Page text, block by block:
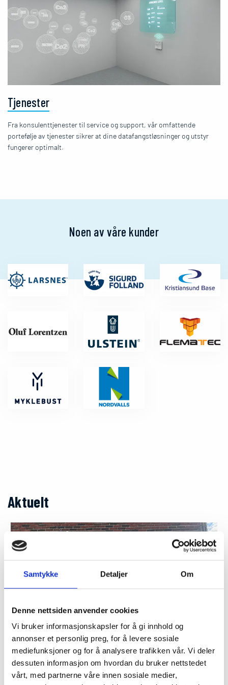
Samtykke Detaljer Om
Denne nettsiden anvender cookies
Vi bruker informasjonskapsler for å gi innhold og
annonser et personlig preg, for å levere sosiale
mediefunksjoner og for å analysere trafikken vår. Vi deler
dessuten informasjon om hvordan du bruker nettstedet
vårt, med partnerne våre innen sosiale medier,
Tjenester
Fra konsulenttjenester til service og support, vår omfattende
portefølje av tjenester sikrer at dine datafangstløsninger og utstyr
fungerer optimalt.
Noen av våre kunder
Aktuelt